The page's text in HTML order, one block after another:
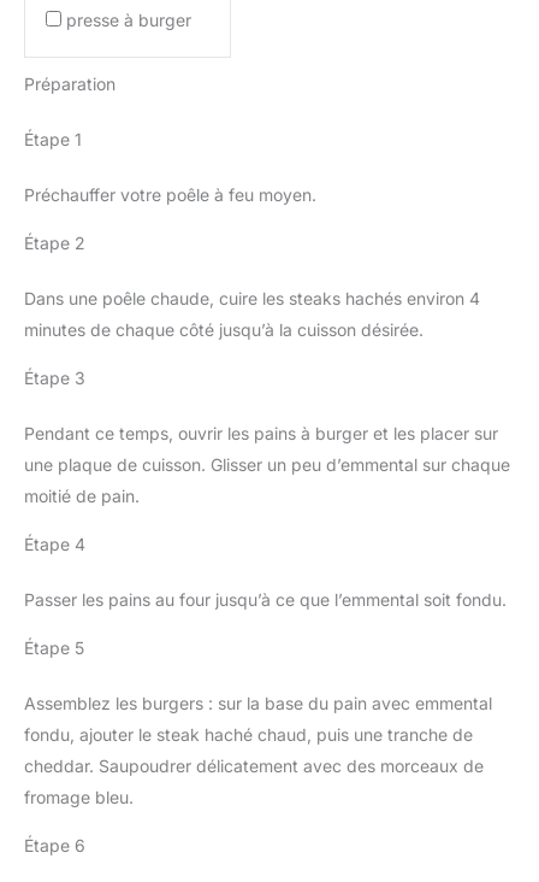
presse à burger
Préparation
Étape 1
Préchauffer votre poêle à feu moyen.
Étape 2
Dans une poêle chaude, cuire les steaks hachés environ 4
minutes de chaque côté jusqu’à la cuisson désirée.
Étape 3
Pendant ce temps, ouvrir les pains à burger et les placer sur
une plaque de cuisson. Glisser un peu d’emmental sur chaque
moitié de pain.
Étape 4
Passer les pains au four jusqu’à ce que l’emmental soit fondu.
Étape 5
Assemblez les burgers : sur la base du pain avec emmental
fondu, ajouter le steak haché chaud, puis une tranche de
cheddar. Saupoudrer délicatement avec des morceaux de
fromage bleu.
Étape 6